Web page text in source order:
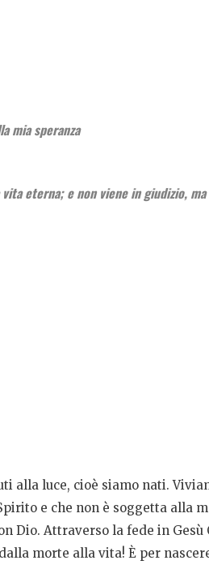
mia speranza
eterna; e non viene in giudizio,
luce, cioè siamo nati.
e che non è soggetta alla
Dio. Attraverso la fede in
morte alla vita! È per